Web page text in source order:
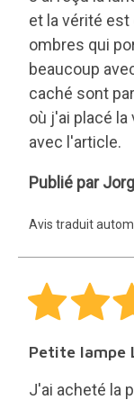
et la vérité
ombres qui
beaucoup
caché sont
où j'ai placé
avec l'article.
Jorge
Publié par
Avis traduit
Petite lampe
J'ai acheté la